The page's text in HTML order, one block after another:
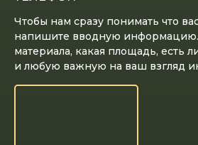
Чтобы нам сразу понимать что
напишите вводную информацию.
материала, какая площадь, есть
и любую важную на ваш взгляд